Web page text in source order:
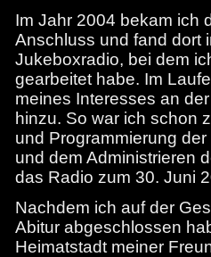
Im Jahr 2004 bekam ich
Anschluss und fand dort
Jukeboxradio, bei dem
gearbeitet habe. Im
meines Interesses an
hinzu. So war ich schon
und Programmierung
und dem Administrieren
das Radio zum 30. Juni
Nachdem ich auf der
Abitur abgeschlossen
Heimatstadt meiner